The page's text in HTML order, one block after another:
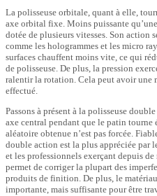
La polisseuse orbitale, quant à elle,
axe orbital fixe. Moins puissante
dotée de plusieurs vitesses. Son action
comme les hologrammes et les micro
surfaces chauffent moins vite, ce qui
de polisseuse. De plus, la pression
ralentir la rotation. Cela peut avoir une
effectué.
Passons à présent à la polisseuse
axe central pendant que le patin tourne
aléatoire obtenue n’est pas forcée.
double action est la plus appréciée par
et les professionnels exerçant depuis de
permet de corriger la plupart des
produits de finition. De plus, le
importante, mais suffisante pour être